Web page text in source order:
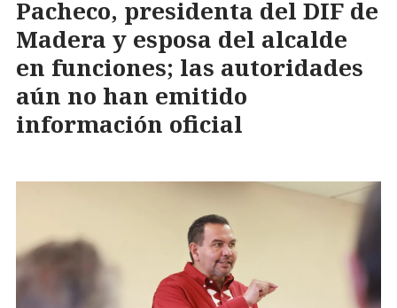
Pacheco, presidenta del DIF de
Madera y esposa del alcalde
en funciones; las autoridades
aún no han emitido
información oficial